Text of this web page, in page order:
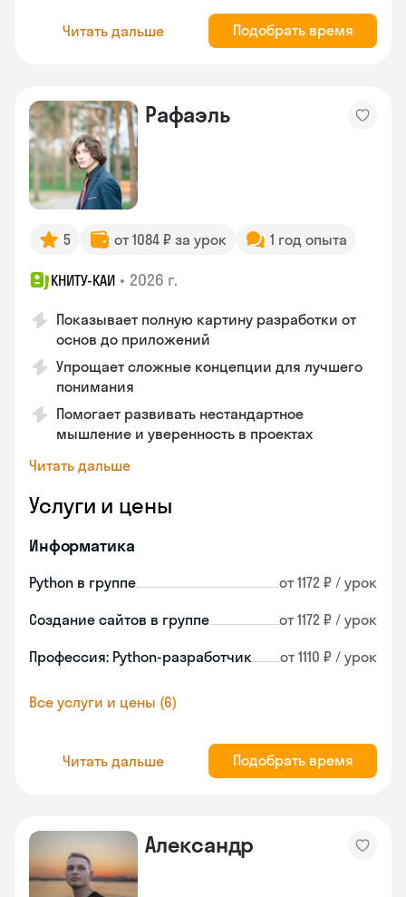
Читать дальше Подобрать время
Рафаэль
5 от 1084 ₽ за урок 1 год опыта
КНИТУ-КАИ • 2026 г.
Показывает полную картину разработки от
основ до приложений
Упрощает сложные концепции для лучшего
понимания
Помогает развивать нестандартное
мышление и уверенность в проектах
Читать дальше
Услуги и цены
Информатика
Python в группе от 1172 ₽ / урок
Создание сайтов в группе от 1172 ₽ / урок
Профессия: Python-разработчик от 1110 ₽ / урок
Все услуги и цены (6)
Читать дальше Подобрать время
Александр